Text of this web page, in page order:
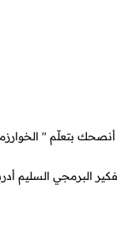
بتعلّم "
البرمجي السليم